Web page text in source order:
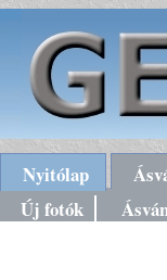
Nyitólap
Új fotók